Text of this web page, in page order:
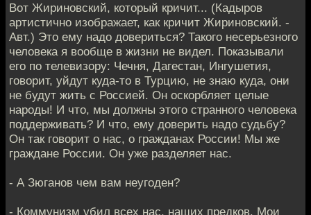
Вот Жириновский, который кричит... (Кадыров
артистично изображает, как кричит Жириновский. -
Авт.) Это ему надо довериться? Такого несерьезного
человека я вообще в жизни не видел. Показывали
его по телевизору: Чечня, Дагестан, Ингушетия,
говорит, уйдут куда-то в Турцию, не знаю куда, они
не будут жить с Россией. Он оскорбляет целые
народы! И что, мы должны этого странного человека
поддерживать? И что, ему доверить надо судьбу?
Он так говорит о нас, о гражданах России! Мы же
граждане России. Он уже разделяет нас.
- А Зюганов чем вам неугоден?
- Коммунизм убил всех нас, наших предков. Мои